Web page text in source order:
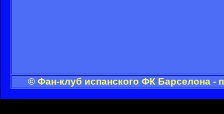
© Фан-клуб испанского ФК Барселона -